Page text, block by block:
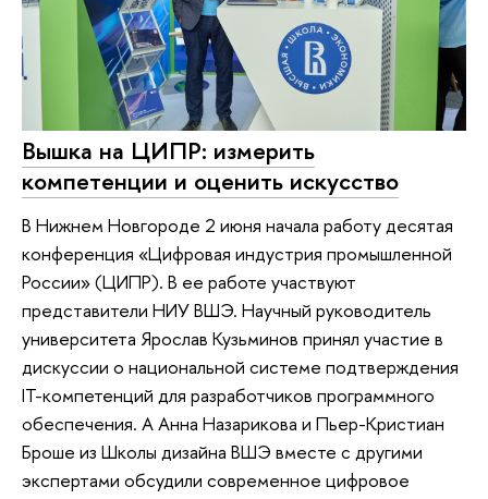
Вышка на ЦИПР: измерить
компетенции и оценить искусство
В Нижнем Новгороде 2 июня начала работу десятая
конференция «Цифровая индустрия промышленной
России» (ЦИПР). В ее работе участвуют
представители НИУ ВШЭ. Научный руководитель
университета Ярослав Кузьминов принял участие в
дискуссии о национальной системе подтверждения
IT-компетенций для разработчиков программного
обеспечения. А Анна Назарикова и Пьер-Кристиан
Броше из Школы дизайна ВШЭ вместе с другими
экспертами обсудили современное цифровое